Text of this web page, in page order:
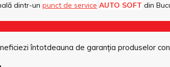
dintr-un punct de service AUTO SOFT din
întotdeauna de garanția produselor